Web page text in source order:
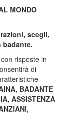
MONDO
scegli,
badante.
risposte in
di
BADANTE
ASSISTENZA